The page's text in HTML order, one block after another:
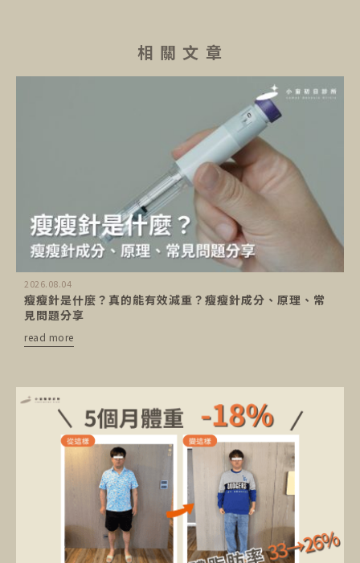
相 關 文 章
2026.08.04
瘦瘦針是什麼？真的能有效減重？瘦瘦針成分、原理、常
見問題分享
read more